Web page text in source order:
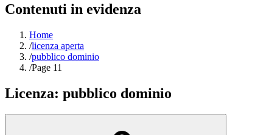
Contenuti in evidenza
Home
/licenza aperta
/pubblico dominio
/Page 11
Licenza: pubblico dominio